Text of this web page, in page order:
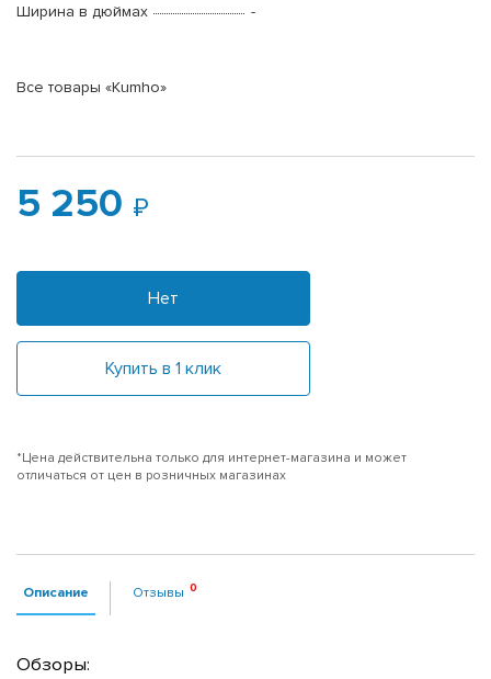
Ширина в дюймах
-
Все товары «Kumho»
5 250
Нет
Купить в 1 клик
*Цена действительна только для интернет-магазина и может
отличаться от цен в розничных магазинах
Описание Отзывы
Обзоры: